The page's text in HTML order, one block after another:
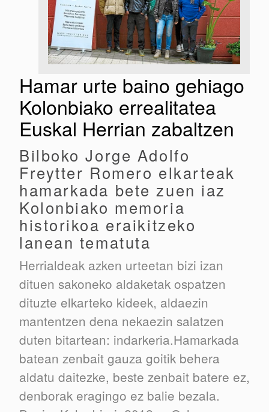
Hamar urte baino gehiago
Kolonbiako errealitatea
Euskal Herrian zabaltzen
Bilboko Jorge Adolfo
Freytter Romero elkarteak
hamarkada bete zuen iaz
Kolonbiako memoria
historikoa eraikitzeko
lanean tematuta
Herrialdeak azken urteetan bizi izan
dituen sakoneko aldaketak ospatzen
dituzte elkarteko kideek, aldaezin
mantentzen dena nekaezin salatzen
duten bitartean: indarkeria.Hamarkada
batean zenbait gauza goitik behera
aldatu daitezke, beste zenbait batere ez,
denborak eragingo ez balie bezala.